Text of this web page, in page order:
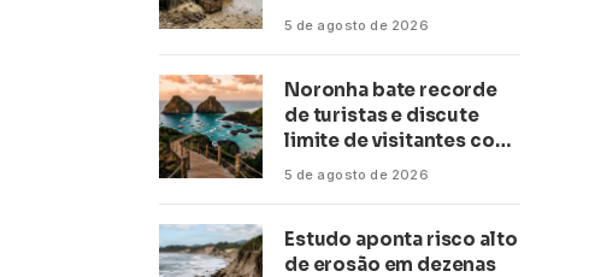
conservação
5 de agosto de 2026
Noronha bate recorde
de turistas e discute
limite de visitantes com
a Anac
5 de agosto de 2026
Estudo aponta risco alto
de erosão em dezenas